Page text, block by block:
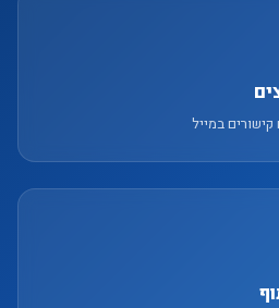
במייל